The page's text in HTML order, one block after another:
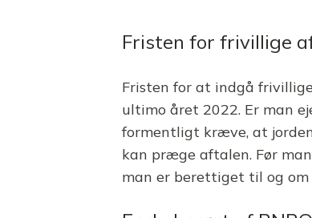
Fristen for frivillige
Fristen for at indgå
ultimo året 2022. Er man
formentligt kræve, at
kan præge aftalen. Før
man er berettiget til og